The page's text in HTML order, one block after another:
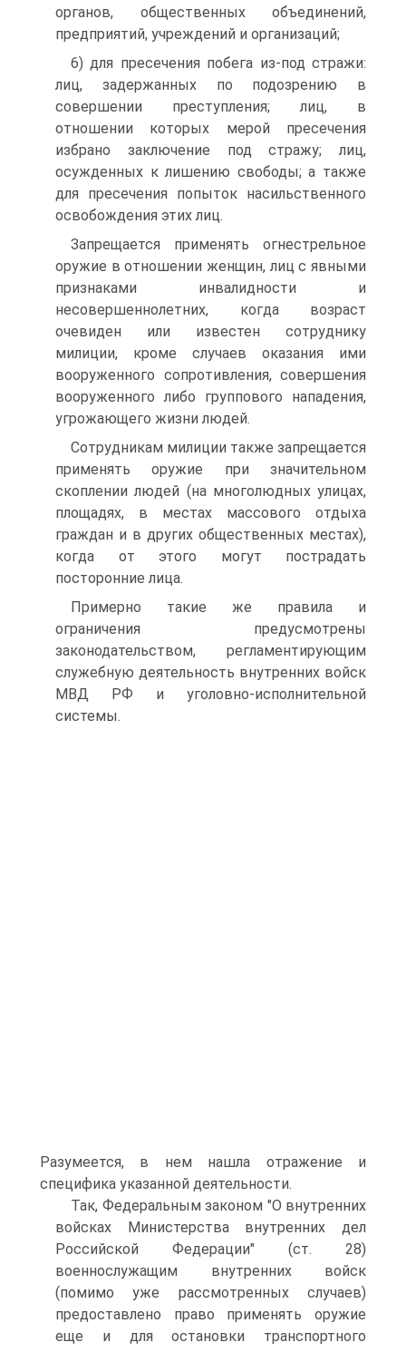
органов, общественных объединений,
предприятий, учреждений и организаций;
6) для пресечения побега из-под стражи:
лиц, задержанных по подозрению в
совершении преступления; лиц, в
отношении которых мерой пресечения
избрано заключение под стражу; лиц,
осужденных к лишению свободы; а также
для пресечения попыток насильственного
освобождения этих лиц.
Запрещается применять огнестрельное
оружие в отношении женщин, лиц с явными
признаками инвалидности и
несовершеннолетних, когда возраст
очевиден или известен сотруднику
милиции, кроме случаев оказания ими
вооруженного сопротивления, совершения
вооруженного либо группового нападения,
угрожающего жизни людей.
Сотрудникам милиции также запрещается
применять оружие при значительном
скоплении людей (на многолюдных улицах,
площадях, в местах массового отдыха
граждан и в других общественных местах),
когда от этого могут пострадать
посторонние лица.
Примерно такие же правила и
ограничения предусмотрены
законодательством, регламентирующим
служебную деятельность внутренних войск
МВД РФ и уголовно-исполнительной
системы.
Разумеется, в нем нашла отражение и
специфика указанной деятельности.
Так, Федеральным законом "О внутренних
войсках Министерства внутренних дел
Российской Федерации" (ст. 28)
военнослужащим внутренних войск
(помимо уже рассмотренных случаев)
предоставлено право применять оружие
еще и для остановки транспортного